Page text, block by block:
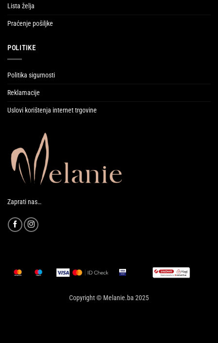
Lista želja
Praćenje pošiljke
POLITIKE
Politika sigurnosti
Reklamacije
Uslovi korištenja internet trgovine
Zaprati nas…
Copyright © Melanie.ba 2025